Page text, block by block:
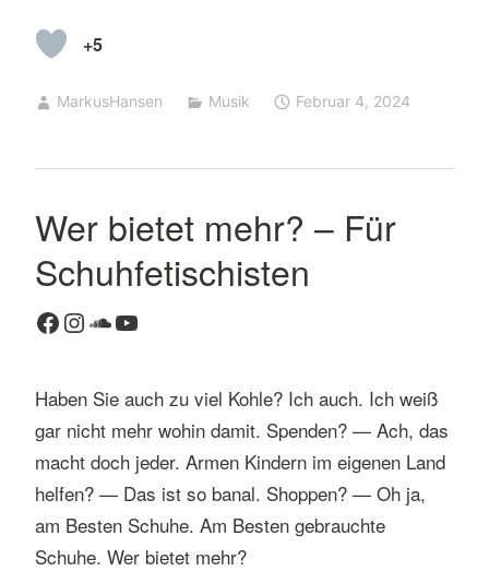
+5
MarkusHansen Musik Februar 4, 2024
Wer bietet mehr? – Für
Schuhfetischisten
Facebook
Instagram
SoundCloud
YouTube
Haben Sie auch zu viel Kohle? Ich auch. Ich weiß
gar nicht mehr wohin damit. Spenden? — Ach, das
macht doch jeder. Armen Kindern im eigenen Land
helfen? — Das ist so banal. Shoppen? — Oh ja,
am Besten Schuhe. Am Besten gebrauchte
Schuhe. Wer bietet mehr?